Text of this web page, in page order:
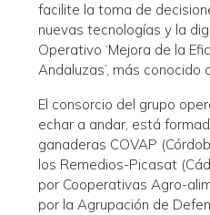
facilite la toma de
nuevas tecnologías y la
Operativo ‘Mejora de la
Andaluzas’, más conocido
El consorcio del grupo
echar a andar, está
ganaderas COVAP
los Remedios-Picasat
por Cooperativas Agro-
por la Agrupación de